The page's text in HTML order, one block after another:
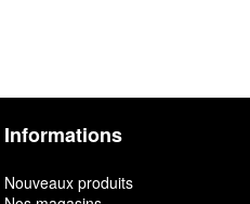
Informations
Nouveaux produits